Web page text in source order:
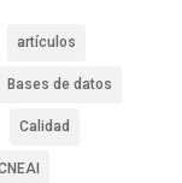
artículos
Bases de datos
Calidad